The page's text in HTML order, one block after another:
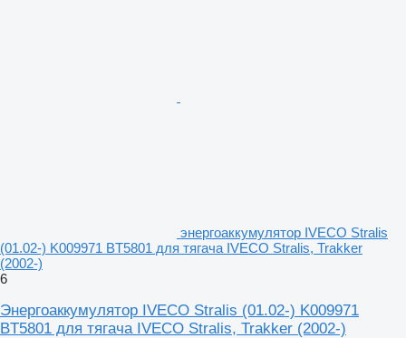
энергоаккумулятор IVECO Stralis
(01.02-) K009971 BT5801 для тягача IVECO Stralis, Trakker
(2002-)
6
Энергоаккумулятор IVECO Stralis (01.02-) K009971
BT5801 для тягача IVECO Stralis, Trakker (2002-)